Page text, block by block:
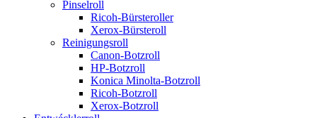
Pinselroll
Ricoh-Bürsteroller
Xerox-Bürsteroll
Reinigungsroll
Canon-Botzroll
HP-Botzroll
Konica Minolta-Botzroll
Ricoh-Botzroll
Xerox-Botzroll